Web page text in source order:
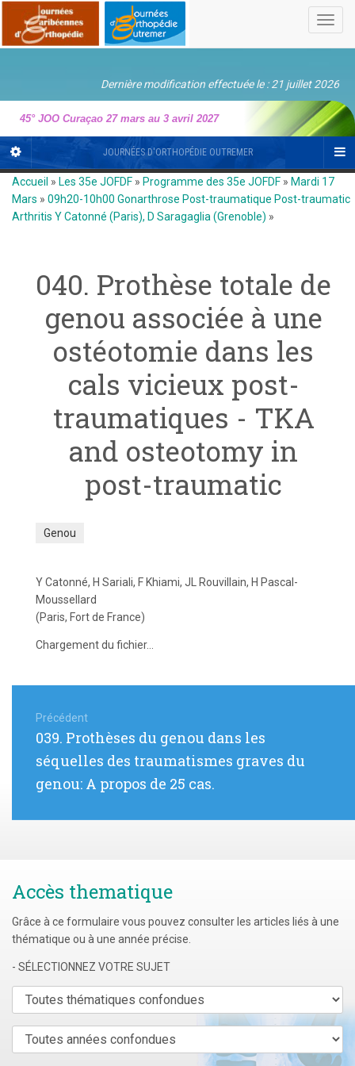
Dernière modification effectuée le : 21 juillet 2026
45° JOO Curaçao 27 mars au 3 avril 2027
JOURNÉES D'ORTHOPÉDIE OUTREMER
Accueil » Les 35e JOFDF » Programme des 35e JOFDF » Mardi 17
Mars » 09h20-10h00 Gonarthrose Post-traumatique Post-traumatic
Arthritis Y Catonné (Paris), D Saragaglia (Grenoble) »
040. Prothèse totale de
genou associée à une
ostéotomie dans les
cals vicieux post-
traumatiques - TKA
and osteotomy in
post-traumatic
Genou
Y Catonné, H Sariali, F Khiami, JL Rouvillain, H Pascal-
Moussellard
(Paris, Fort de France)
Chargement du fichier...
de
l’article
Précédent
Article
:
039. Prothèses du genou dans les
séquelles des traumatismes graves du
genou: A propos de 25 cas.
Accès thematique
Grâce à ce formulaire vous pouvez consulter les articles liés à une
thématique ou à une année précise.
- SÉLECTIONNEZ VOTRE SUJET